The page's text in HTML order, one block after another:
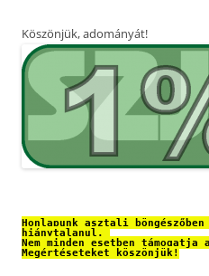
Köszönjük, adományát!
Honlapunk asztali
hiánytalanul.
Nem minden esetben
Megértéseteket köszönjük!